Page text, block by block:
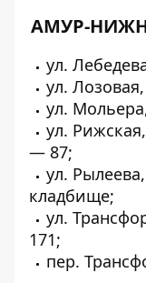
АМУР-
ул.
ул.
ул.
ул.
— 87;
ул.
кладбище;
ул.
171;
пер.